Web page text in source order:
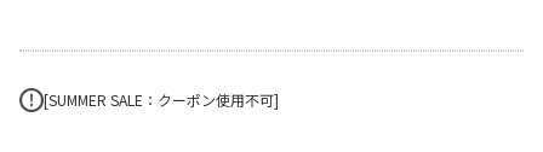
[SUMMER SALE：クーポン使用不可]